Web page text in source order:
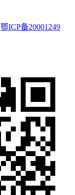
鄂ICP备20001249